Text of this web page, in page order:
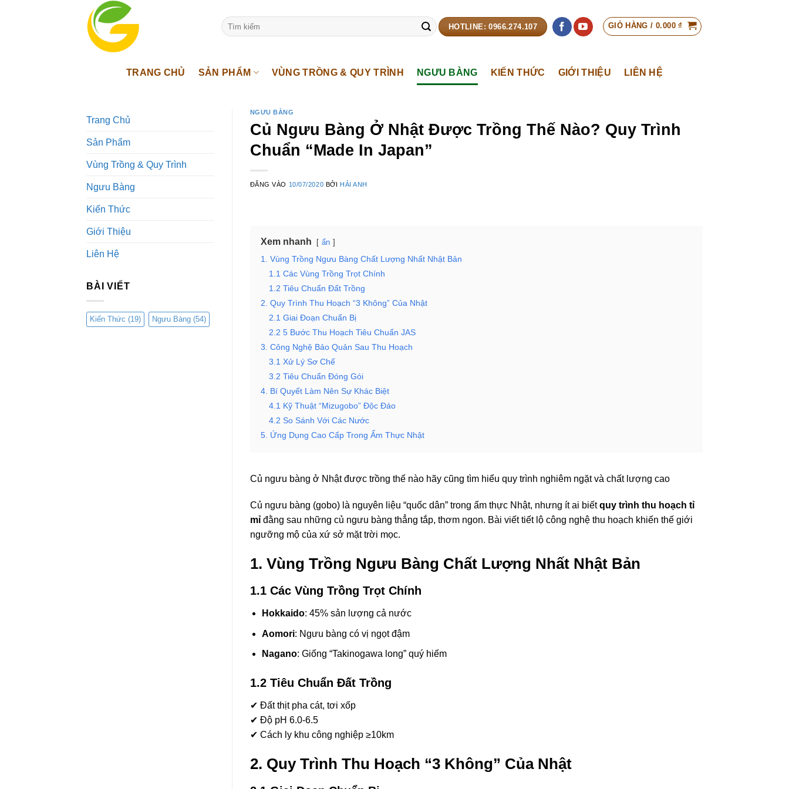
Tìm
kiếm:
HOTLINE: 0966.274.107 GIỎ HÀNG / 0.000₫
TRANG CHỦ SẢN PHẨM VÙNG TRỒNG & QUY TRÌNH NGƯU BÀNG KIẾN THỨC GIỚI THIỆU LIÊN HỆ
Trang Chủ
Sản Phẩm
Vùng Trồng & Quy Trình
Ngưu Bàng
Kiến Thức
Giới Thiệu
Liên Hệ
BÀI VIẾT
Kiến Thức (19) Ngưu Bàng (54)
NGƯU BÀNG
Củ Ngưu Bàng Ở Nhật Được Trồng Thế Nào? Quy Trình
Chuẩn “Made In Japan”
ĐĂNG VÀO 10/07/2020 BỞI HẢI ANH
Xem nhanh ẩn
1. Vùng Trồng Ngưu Bàng Chất Lượng Nhất Nhật Bản
1.1 Các Vùng Trồng Trọt Chính
1.2 Tiêu Chuẩn Đất Trồng
2. Quy Trình Thu Hoạch “3 Không” Của Nhật
2.1 Giai Đoạn Chuẩn Bị
2.2 5 Bước Thu Hoạch Tiêu Chuẩn JAS
3. Công Nghệ Bảo Quản Sau Thu Hoạch
3.1 Xử Lý Sơ Chế
3.2 Tiêu Chuẩn Đóng Gói
4. Bí Quyết Làm Nên Sự Khác Biệt
4.1 Kỹ Thuật “Mizugobo” Độc Đáo
4.2 So Sánh Với Các Nước
5. Ứng Dụng Cao Cấp Trong Ẩm Thực Nhật
Củ ngưu bàng ở Nhật được trồng thế nào hãy cũng tìm hiểu quy trình nghiêm ngặt và chất lượng cao
Củ ngưu bàng (gobo) là nguyên liệu “quốc dân” trong ẩm thực Nhật, nhưng ít ai biếtquy trình thu hoạch tỉ
mỉđằng sau những củ ngưu bàng thẳng tắp, thơm ngon. Bài viết tiết lộ công nghệ thu hoạch khiến thế giới
ngưỡng mộ của xứ sở mặt trời mọc.
1. Vùng Trồng Ngưu Bàng Chất Lượng Nhất Nhật Bản
1.1 Các Vùng Trồng Trọt Chính
Hokkaido: 45% sản lượng cả nước
Aomori: Ngưu bàng có vị ngọt đậm
Nagano: Giống “Takinogawa long” quý hiếm
1.2 Tiêu Chuẩn Đất Trồng
✔ Đất thịt pha cát, tơi xốp
✔ Độ pH 6.0-6.5
✔ Cách ly khu công nghiệp ≥10km
2. Quy Trình Thu Hoạch “3 Không” Của Nhật